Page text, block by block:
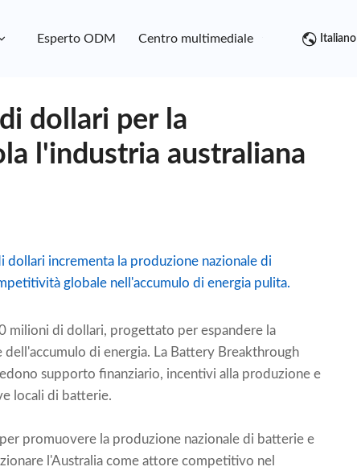
Esperto ODM Centro multimediale Contatto
Italiano
dollari per la
l'industria australiana
dollari incrementa la produzione nazionale di
globale nell'accumulo di energia pulita.
milioni di dollari, progettato per espandere la
di energia. La Battery Breakthrough
supporto finanziario, incentivi alla produzione e
locali di batterie.
promuovere la produzione nazionale di batterie e
l'Australia come attore competitivo nel